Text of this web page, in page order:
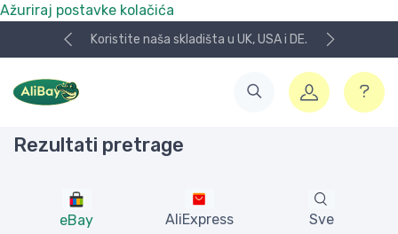
Ažuriraj postavke kolačića
NOVO! Plaćanje KeksPay i Aircash metodom!
Rezultati pretrage
eBay AliExpress Sve